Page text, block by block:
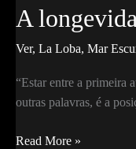
A
Ver, La Loba, Mar
“Estar entre a primeira
outras palavras, é a
A
Read More »